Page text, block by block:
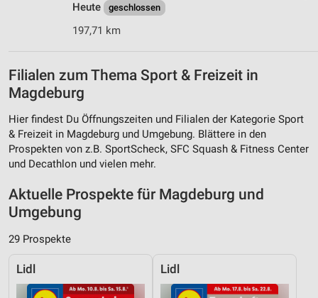
Heute
geschlossen
197,71 km
Filialen zum Thema Sport & Freizeit in
Magdeburg
Hier findest Du Öffnungszeiten und Filialen der Kategorie Sport
& Freizeit in Magdeburg und Umgebung. Blättere in den
Prospekten von z.B. SportScheck, SFC Squash & Fitness Center
und Decathlon und vielen mehr.
Aktuelle Prospekte für Magdeburg und
Umgebung
29 Prospekte
Lidl Lidl